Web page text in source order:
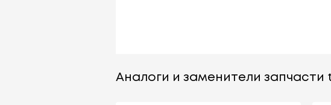
Аналоги и заменители запчасти